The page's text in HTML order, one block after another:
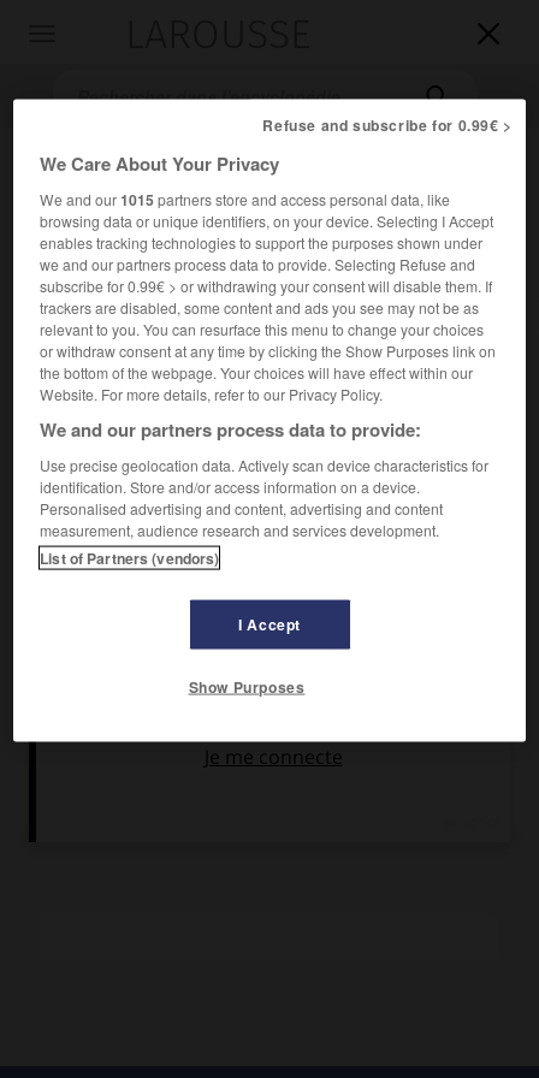


Accueil>Encyclopédie [litterature]> Louis Ménard
LouisMénard
Cet article est extrait de l'ouvrage Larousse « Dictionnaire
mondial des littératures ».
Savant et écrivain français (Paris 1822 – id. 1901).
Science du langage,1867), à l'histoire des
Hermès Trismégiste,1866 ;
1894) sans jamais négliger ses recherches
on retiendra surtout lesRêveries d'un païen mystique
polythéisme antique, et firent de lui l'une des références
Refuse and subscribe for 0.99€ >
We Care About Your Privacy
We and our1015partners store and access personal data, like
browsing data or unique identifiers, on your device. Selecting I Accept
enables tracking technologies to support the purposes shown under
we and our partners process data to provide. Selecting Refuse and
subscribe for 0.99€ > or withdrawing your consent will disable them. If
trackers are disabled, some content and ads you see may not be as
relevant to you. You can resurface this menu to change your choices
or withdraw consent at any time by clicking the Show Purposes link on
the bottom of the webpage. Your choices will have effect within our
Website. For more details, refer to our Privacy Policy.
We and our partners process data to provide:
Use precise geolocation data. Actively scan device characteristics for
identification. Store and/or access information on a device.
Personalised advertising and content, advertising and content
measurement, audience research and services development.
List of Partners (vendors)
I Accept
Show Purposes